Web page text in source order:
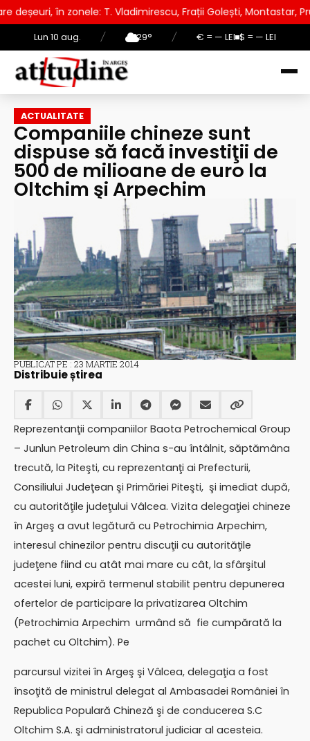
Lun 10 aug. / 29° / € = — LEI $ = — LEI
Frații Golești, Montastar, Prundu AUR
ACTUALITATE
Companiile chineze sunt
dispuse să facă investiţii de
500 de milioane de euro la
Oltchim şi Arpechim
PUBLICAT PE : 23 MARTIE 2014
Distribuie știrea
Reprezentanţii companiilor Baota Petrochemical Group
– Junlun Petroleum din China s-au întâlnit, săptămâna
trecută, la Piteşti, cu reprezentanţi ai Prefecturii,
Consiliului Judeţean şi Primăriei Piteşti, şi imediat după,
cu autorităţile judeţului Vâlcea. Vizita delegaţiei chineze
în Argeş a avut legătură cu Petrochimia Arpechim,
interesul chinezilor pentru discuţii cu autorităţile
judeţene fiind cu atât mai mare cu cât, la sfârşitul
acestei luni, expiră termenul stabilit pentru depunerea
ofertelor de participare la privatizarea Oltchim
(Petrochimia Arpechim urmând să fie cumpărată la
pachet cu Oltchim). Pe
parcursul vizitei în Argeş şi Vâlcea, delegaţia a fost
însoţită de ministrul delegat al Ambasadei României în
Republica Populară Chineză şi de conducerea S.C
Oltchim S.A. şi administratorul judiciar al acesteia.